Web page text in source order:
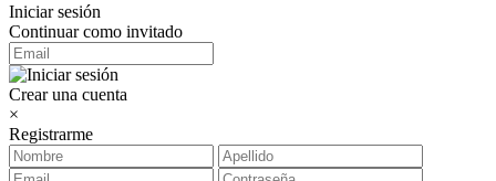
Iniciar sesión
Continuar como invitado
Crear una cuenta
×
Registrarme